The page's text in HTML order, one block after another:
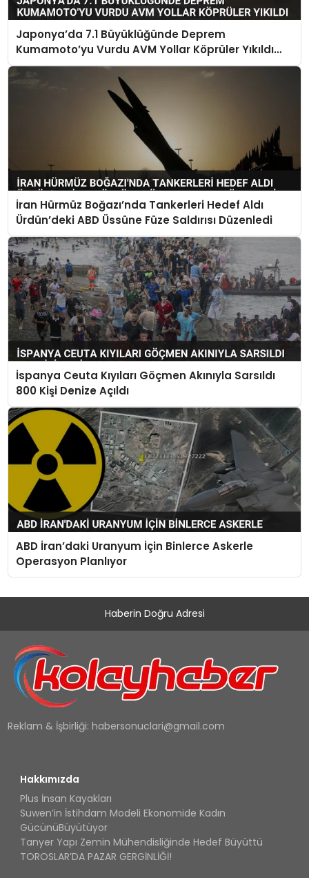
Japonya’da 7.1 Büyüklüğünde Deprem
Kumamoto’yu Vurdu AVM Yollar Köprüler Yıkıldı
Çok Sayıda Can Kaybı Var
İran Hürmüz Boğazı’nda Tankerleri Hedef Aldı
Ürdün’deki ABD Üssüne Füze Saldırısı Düzenledi
İspanya Ceuta Kıyıları Göçmen Akınıyla Sarsıldı
800 Kişi Denize Açıldı
ABD İran’daki Uranyum İçin Binlerce Askerle
Operasyon Planlıyor
Haberin Doğru Adresi
Reklam & İşbirliği: habersonuclari@gmail.com
Hakkımızda
Plus İnsan Kayakları
Suwen’in İstihdam Modeli Ekonomide Kadın
GücünüBüyütüyor
Tanyer Yapı Zemin Mühendisliğinde Hedef Büyüttü
TOROSLAR’DA PAZAR GERGİNLİĞİ!